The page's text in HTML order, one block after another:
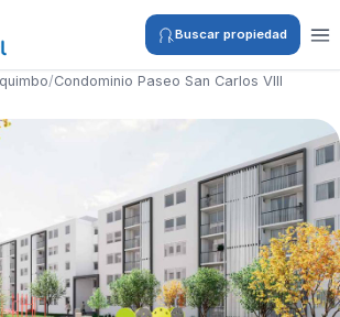
Buscar propiedad
/Condominio Paseo San Carlos VIII